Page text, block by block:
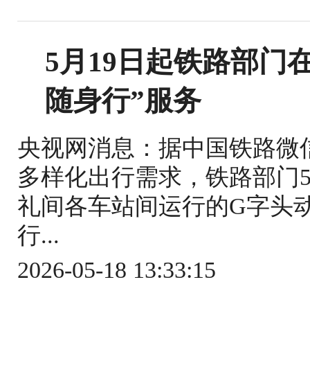
5月19日起铁路部门
随身行”服务
央视网消息：据中国铁路
多样化出行需求，铁路部门
礼间各车站间运行的G字头
行...
2026-05-18 13:33:15